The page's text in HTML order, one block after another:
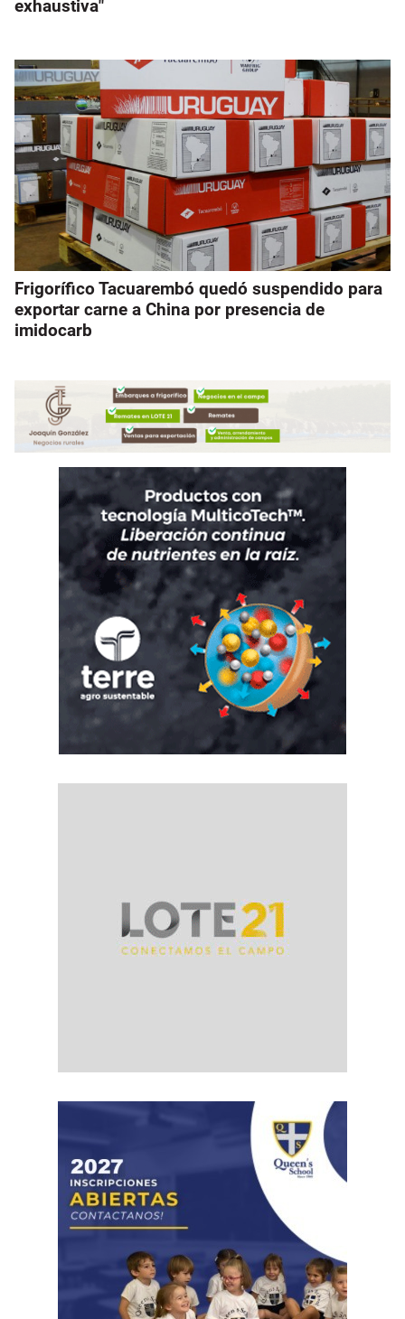
exhaustiva"
Frigorífico Tacuarembó quedó suspendido para
exportar carne a China por presencia de
imidocarb